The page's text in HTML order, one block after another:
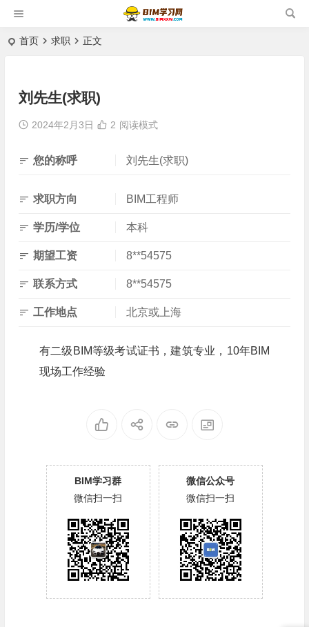
首页 求职 正文
刘先生(求职)
2024年2月3日 2 阅读模式
您的称呼 刘先生(求职)
求职方向 BIM工程师
学历/学位 本科
期望工资 8**54575
联系方式 8**54575
工作地点 北京或上海
有二级BIM等级考试证书，建筑专业，10年BIM
现场工作经验
BIM学习群
微信扫一扫
微信公众号
微信扫一扫